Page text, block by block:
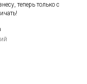
теперь только с